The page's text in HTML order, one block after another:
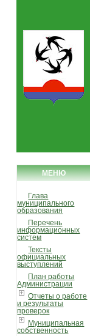
МЕНЮ
Глава
муниципального
образования
Перечень
информационных
систем
Тексты
официальных
выступлений
План работы
Администрации
Отчеты о работе
и результаты
проверок
Муниципальная
собственность